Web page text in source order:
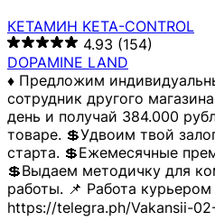
КЕТАМИН KETA-CONTROL
4.93 (154)
DOPAMINE LAND
♦️ Предложим
сотрудник другого
день и получай 384.000
товаре. 💲Удвоим твой
старта. 💲Ежемесячные
💲Выдаем методичку для
работы. 📌 Работа курьером
https://telegra.ph/Vakansii-